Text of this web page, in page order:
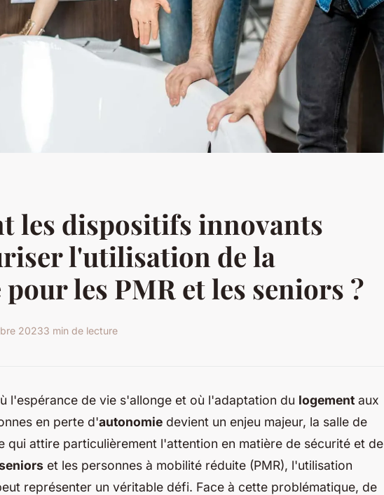
les dispositifs innovants
l'utilisation de la
les PMR et les seniors ?
20233 min de lecture
l'espérance de vie s'allonge et où l'adaptation du logement aux
en perte d'autonomie devient un enjeu majeur, la salle de
qui attire particulièrement l'attention en matière de sécurité et de
et les personnes à mobilité réduite (PMR), l'utilisation
représenter un véritable défi. Face à cette problématique, de